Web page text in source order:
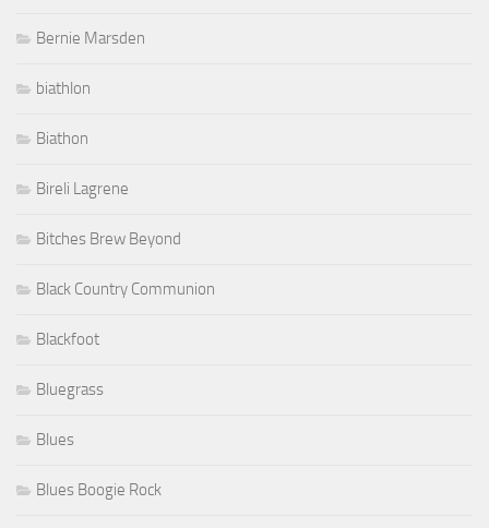
Bernie Marsden
biathlon
Biathon
Bireli Lagrene
Bitches Brew Beyond
Black Country Communion
Blackfoot
Bluegrass
Blues
Blues Boogie Rock